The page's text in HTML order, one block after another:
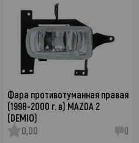
Фара противотуманная правая
(1998-2000 г. в) MAZDA 2
(DEMIO)
0,00
0